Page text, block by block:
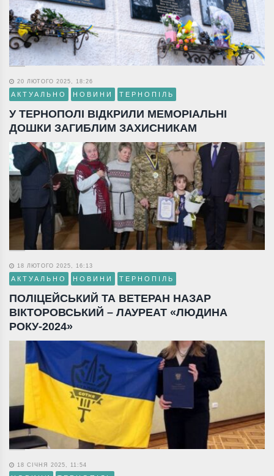
20 ЛЮТОГО 2025, 18:26
АКТУАЛЬНО НОВИНИ ТЕРНОПІЛЬ
У ТЕРНОПОЛІ ВІДКРИЛИ МЕМОРІАЛЬНІ
ДОШКИ ЗАГИБЛИМ ЗАХИСНИКАМ
18 ЛЮТОГО 2025, 16:13
АКТУАЛЬНО НОВИНИ ТЕРНОПІЛЬ
ПОЛІЦЕЙСЬКИЙ ТА ВЕТЕРАН НАЗАР
ВІКТОРОВСЬКИЙ – ЛАУРЕАТ «ЛЮДИНА
РОКУ-2024»
18 СІЧНЯ 2025, 11:54